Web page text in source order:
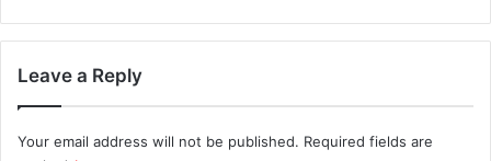
Leave a Reply
Your email address will not be published. Required fields are